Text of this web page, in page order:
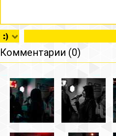
Комментарии (0)